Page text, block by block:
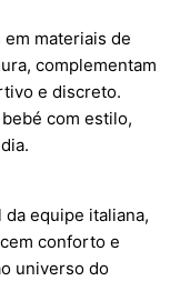
materiais de
complementam
e discreto.
com estilo,
equipe italiana,
conforto e
universo do